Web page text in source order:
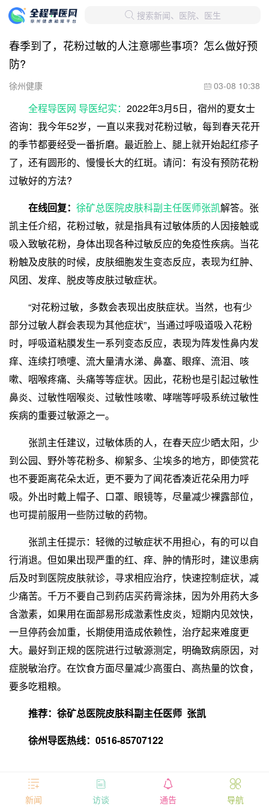
 搜索新闻、医院、医生
春季到了，花粉过敏的人注意哪些事项？怎么做好预
防?
徐州健康  03-08 10:38
全程导医网 导医纪实： 2022年3月5日，宿州的夏女士
咨询：我今年52岁，一直以来我对花粉过敏，每到春天花开
的季节都要经受一番折磨。最近脸上、腿上就开始起红疹子
了，还有圆形的、慢慢长大的红斑。请问：有没有预防花粉
过敏好的方法?
在线回复： 徐矿总医院皮肤科副主任医师张凯解答。张
凯主任介绍，花粉过敏，就是指具有过敏体质的人因接触或
吸入致敏花粉，身体出现各种过敏反应的免疫性疾病。当花
粉触及皮肤的时候，皮肤细胞发生变态反应，表现为红肿、
风团、发痒、脱皮等皮肤过敏症状。
“对花粉过敏，多数会表现出皮肤症状。当然，也有少
部分过敏人群会表现为其他症状”，当通过呼吸道吸入花粉
时，呼吸道粘膜发生一系列变态反应，表现为阵发性鼻内发
痒、连续打喷嚏、流大量清水涕、鼻塞、眼痒、流泪、咳
嗽、咽喉疼痛、头痛等等症状。因此，花粉也是引起过敏性
鼻炎、过敏性咽喉炎、过敏性咳嗽、哮喘等呼吸系统过敏性
疾病的重要过敏源之一。
张凯主任建议，过敏体质的人，在春天应少晒太阳，少
到公园、野外等花粉多、柳絮多、尘埃多的地方，即使赏花
也不要距离花朵太近，更不要为了闻花香凑近花朵用力呼
吸。外出时戴上帽子、口罩、眼镜等，尽量减少裸露部位，
也可提前服用一些防过敏的药物。
张凯主任提示：轻微的过敏症状不用担心，有的可以自
行消退。但如果出现严重的红、痒、肿的情形时，建议患病
后及时到医院皮肤就诊，寻求相应治疗，快速控制症状，减
少痛苦。千万不要自己到药店买药膏涂抹，因为外用药大多
含激素，如果用在面部易形成激素性皮炎，短期内见效快，
一旦停药会加重，长期使用造成依赖性，治疗起来难度更
大。最好到正规的医院进行过敏源测定，明确致病原因，对
症脱敏治疗。在饮食方面尽量减少高蛋白、高热量的饮食，
要多吃粗粮。
推荐：徐矿总医院皮肤科副主任医师 张凯
徐州导医热线：0516-85707122

新闻

访谈

通告

导航